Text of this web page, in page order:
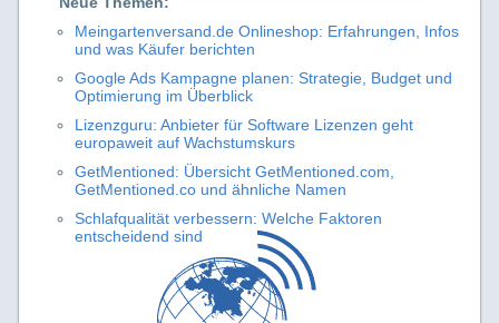
Meingartenversand.de Onlineshop: Erfahrungen, Infos
und was Käufer berichten
Google Ads Kampagne planen: Strategie, Budget und
Optimierung im Überblick
Lizenzguru: Anbieter für Software Lizenzen geht
europaweit auf Wachstumskurs
GetMentioned: Übersicht GetMentioned.com,
GetMentioned.co und ähnliche Namen
Schlafqualität verbessern: Welche Faktoren
entscheidend sind